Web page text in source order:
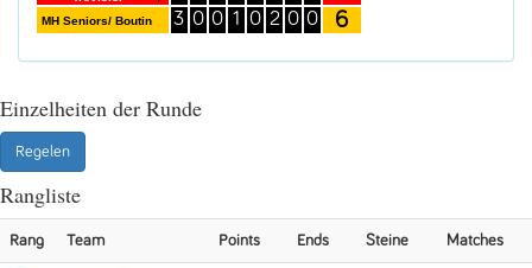
MH Seniors/ Boutin
3 0 0 1
0 2 0 0
6
Einzelheiten der Runde
Regelen
Rangliste
Rang Team Points Ends Steine Matches